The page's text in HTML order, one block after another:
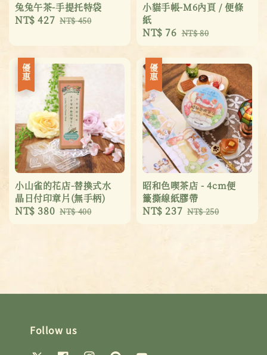
兔兔午茶-手提托特袋
Sale
NT$ 427 Regular
NT$ 450
小貓手帳-M6內頁 / 便條
紙
Sale
NT$ 76 Regular
NT$ 80
優惠
小山雀的花店-替換式水
晶日付印章片(無手柄)
Sale
NT$ 380 Regular
NT$ 400
優惠
昭和色喫茶店 - 4cm便
籤撕線紙膠帶
Sale
NT$ 237 Regular
NT$ 250
Follow us